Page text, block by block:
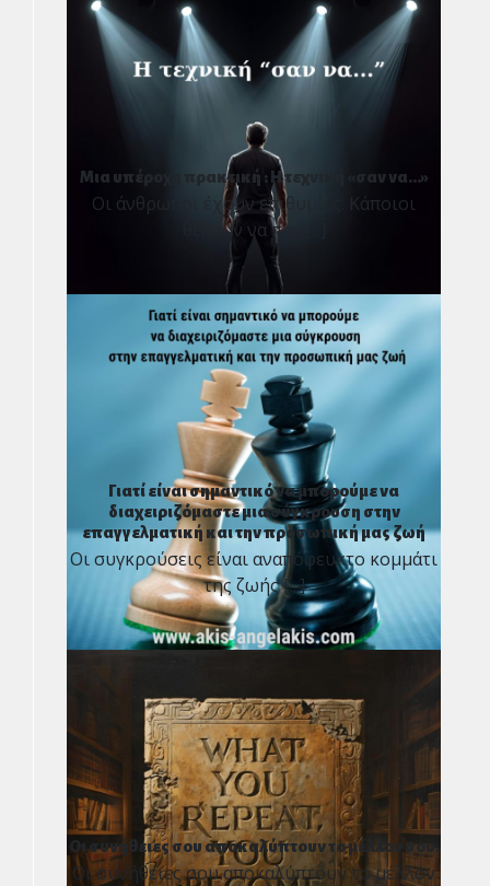
Μια υπέροχη πρακτική : Η τεχνική «σαν να…»
Οι άνθρωποι έχουν επιθυμίες. Κάποιοι
θέλουν να προ[...]
Γιατί είναι σημαντικό να μπορούμε να
διαχειριζόμαστε μια σύγκρουση στην
επαγγελματική και την προσωπική μας ζωή
Οι συγκρούσεις είναι αναπόφευκτο κομμάτι
της ζωής [...]
Οι συνήθειες σου αποκαλύπτουν το μέλλον σου.
Οι συνήθειες σου αποκαλύπτουν το μέλλον
ΕΓΓΡΑΦΗ
Κλείσιμο